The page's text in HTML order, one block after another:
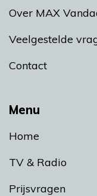
Menu
Home
TV & Radio
Prijsvragen
Over MAX
Veelgestelde
Contact